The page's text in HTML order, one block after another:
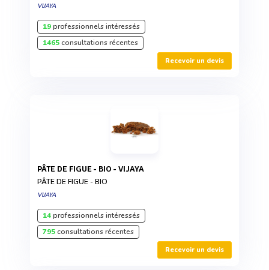
VIJAYA
19professionnels intéressés
1465consultations récentes
Recevoir un devis
PÂTE DE FIGUE - BIO - VIJAYA
PÂTE DE FIGUE - BIO
VIJAYA
14professionnels intéressés
795consultations récentes
Recevoir un devis